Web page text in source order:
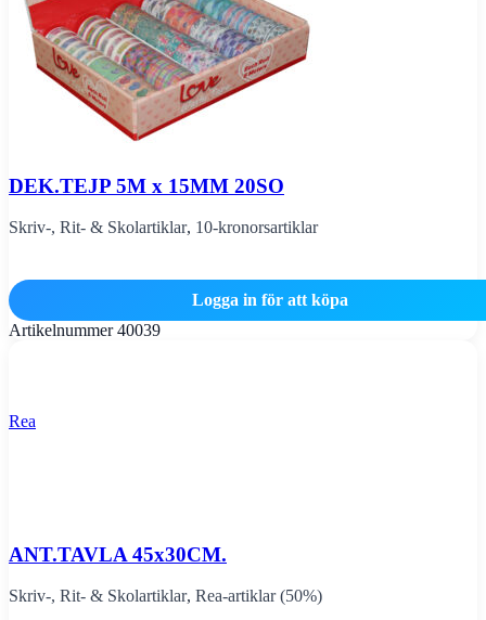
DEK.TEJP 5M x 15MM 20SO
Skriv-, Rit- & Skolartiklar, 10-kronorsartiklar
Logga in för att köpa
Artikelnummer40039
Rea
ANT.TAVLA 45x30CM.
Skriv-, Rit- & Skolartiklar, Rea-artiklar (50%)